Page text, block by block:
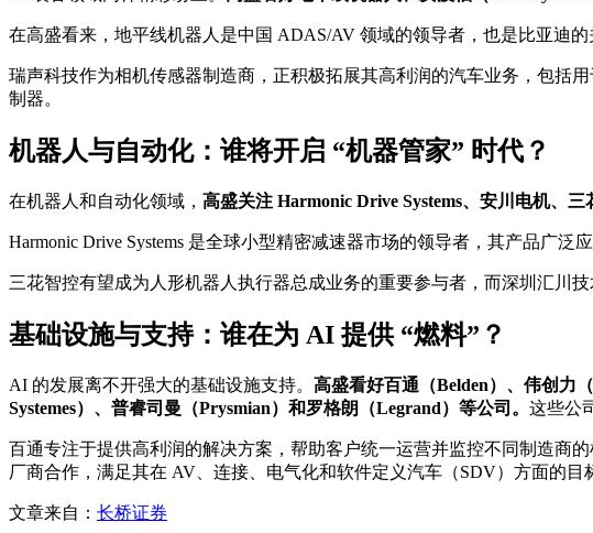
在高盛看来，地平线机器人是中国 ADAS/AV 领域的领导者，也是比亚迪
瑞声科技作为相机传感器制造商，正积极拓展其高利润的汽车业务，包括
制器。
机器人与自动化：谁将开启 “机器管家” 时代？
在机器人和自动化领域， 高盛关注 Harmonic Drive Systems、安川电机、三
Harmonic Drive Systems 是全球小型精密减速器市场的领导者，其产品广
三花智控有望成为人形机器人执行器总成业务的重要参与者，而深圳汇川
基础设施与支持：谁在为 AI 提供 “燃料”？
AI 的发展离不开强大的基础设施支持。 高盛看好百通（Belden）、伟创力
Systemes）、普睿司曼（Prysmian）和罗格朗（Legrand）等公司。 这些公
百通专注于提供高利润的解决方案，帮助客户统一运营并监控不同制造商
厂商合作，满足其在 AV、连接、电气化和软件定义汽车（SDV）方面的目
文章来自： 长桥证券